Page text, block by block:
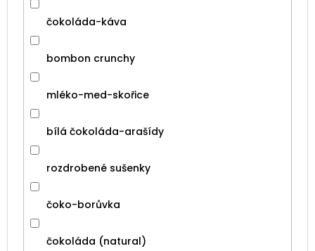
čokoláda-káva
bombon crunchy
mléko-med-skořice
bílá čokoláda-arašídy
rozdrobené sušenky
čoko-borůvka
čokoláda (natural)